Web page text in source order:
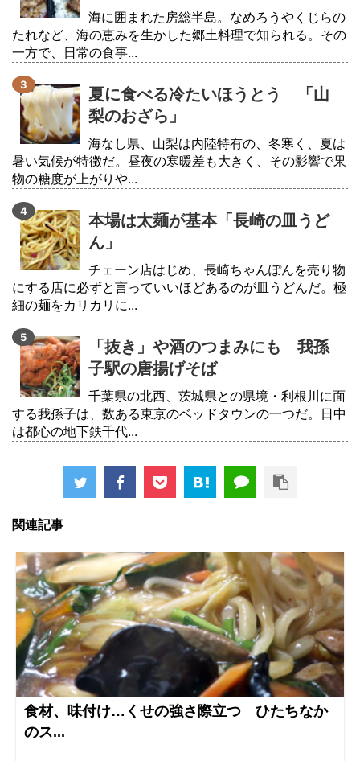
海に囲まれた房総半島。なめろうやくじらの
たれなど、海の恵みを生かした郷土料理で知られる。その
一方で、日常の食事...
夏に食べる冷たいほうとう 「山
梨のおざら」
海なし県、山梨は内陸特有の、冬寒く、夏は
暑い気候が特徴だ。昼夜の寒暖差も大きく、その影響で果
物の糖度が上がりや...
本場は太麺が基本「長崎の皿うど
ん」
チェーン店はじめ、長崎ちゃんぽんを売り物
にする店に必ずと言っていいほどあるのが皿うどんだ。極
細の麺をカリカリに...
「抜き」や酒のつまみにも 我孫
子駅の唐揚げそば
千葉県の北西、茨城県との県境・利根川に面
する我孫子は、数ある東京のベッドタウンの一つだ。日中
は都心の地下鉄千代...
関連記事
食材、味付け…くせの強さ際立つ ひたちなか
のス...